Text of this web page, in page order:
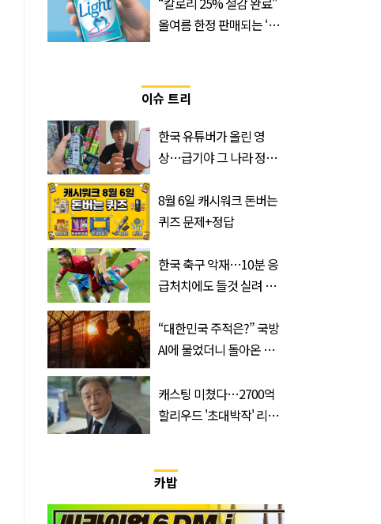
올여름 한정 판매되는 ‘최
이슈 트리
한국 유튜버가 올린 영
상…급기야 그 나라 정부
8월 6일 캐시워크 돈버는
퀴즈 문제+정답
한국 축구 악재…10분 응
급처치에도 들것 실려 이
“대한민국 주적은?” 국방
AI에 물었더니 돌아온 뜻
캐스팅 미쳤다…2700억
할리우드 '초대박작' 리메
카밥